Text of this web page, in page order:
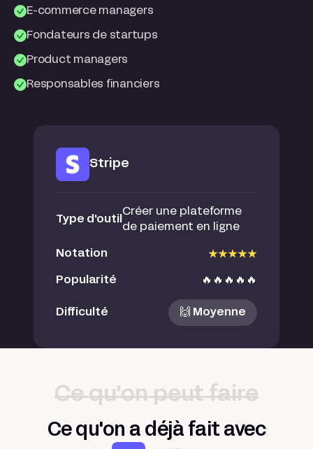
E-commerce managers
Fondateurs de startups
Product managers
Responsables financiers
Stripe
Type d'outil
Créer une plateforme
de paiement en ligne
Notation
Popularité 🔥🔥🔥🔥🔥
Difficulté 🙌 Moyenne
Ce qu'on peut faire
Ce qu'on a déjà fait avec